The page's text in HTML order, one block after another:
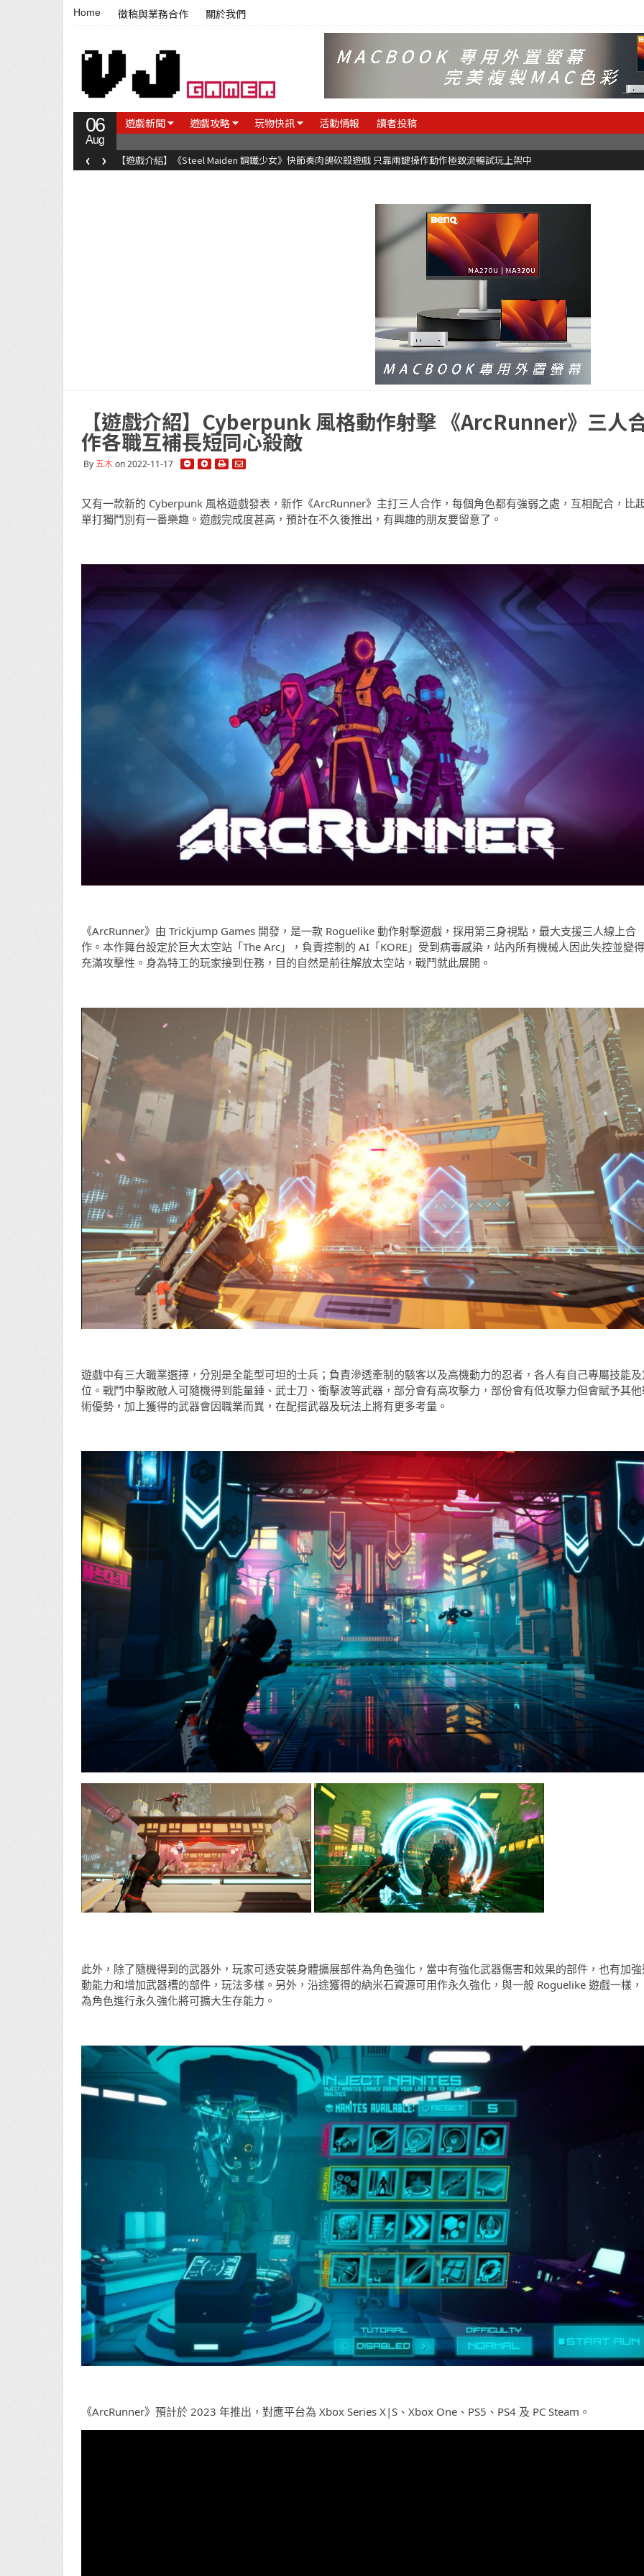
Home 徵稿與業務合作 關於我們
06
Aug
遊戲新聞 遊戲攻略 玩物快訊 活動情報 讀者投稿
【遊戲評測】台灣國產音樂遊戲《莉莉狂想曲》只有黑白鍵的譜面卻具有頗高挑戰性
‹ ›
【遊戲介紹】Cyberpunk 風格動作射擊 《ArcRunner》三人
作各職互補長短同心殺敵
By五木on 2022-11-17
又有一款新的 Cyberpunk 風格遊戲發表，新作《ArcRunner》主打三人合作，每個角色都有強弱之處，互相配合，比
單打獨鬥別有一番樂趣。遊戲完成度甚高，預計在不久後推出，有興趣的朋友要留意了。
《ArcRunner》由 Trickjump Games 開發，是一款 Roguelike 動作射擊遊戲，採用第三身視點，最大支援三人線上合
作。本作舞台設定於巨大太空站「The Arc」，負責控制的 AI「KORE」受到病毒感染，站內所有機械人因此失控並變得
充滿攻擊性。身為特工的玩家接到任務，目的自然是前往解放太空站，戰鬥就此展開。
遊戲中有三大職業選擇，分別是全能型可坦的士兵；負責滲透牽制的駭客以及高機動力的忍者，各人有自己專屬技能
位。戰鬥中擊敗敵人可隨機得到能量錘、武士刀、衝擊波等武器，部分會有高攻擊力，部份會有低攻擊力但會賦予其
術優勢，加上獲得的武器會因職業而異，在配搭武器及玩法上將有更多考量。
此外，除了隨機得到的武器外，玩家可透安裝身體擴展部件為角色強化，當中有強化武器傷害和效果的部件，也有加
動能力和增加武器槽的部件，玩法多樣。另外，沿途獲得的納米石資源可用作永久強化，與一般 Roguelike 遊戲一樣，
為角色進行永久強化將可擴大生存能力。
《ArcRunner》預計於 2023 年推出，對應平台為 Xbox Series X|S、Xbox One、PS5、PS4 及 PC Steam。